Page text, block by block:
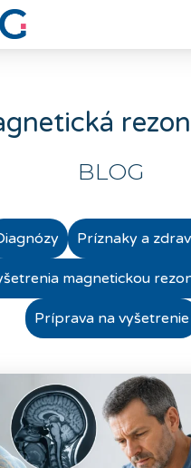
BLOG
Príznaky a
magnetickou
Príprava na vyšetrenie